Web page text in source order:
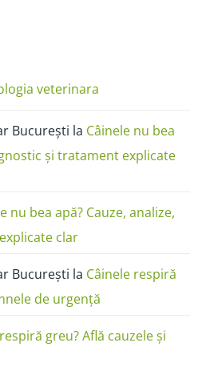
veterinara
București la Câinele nu bea
și tratament explicate
nu bea apă? Cauze, analize,
clar
București la Câinele respiră
de urgență
greu? Află cauzele și